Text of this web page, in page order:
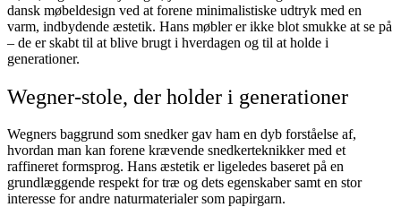
dansk møbeldesign ved at forene minimalistiske udtryk med en
varm, indbydende æstetik. Hans møbler er ikke blot smukke at se på
– de er skabt til at blive brugt i hverdagen og til at holde i
generationer.
Wegner-stole, der holder i generationer
Wegners baggrund som snedker gav ham en dyb forståelse af,
hvordan man kan forene krævende snedkerteknikker med et
raffineret formsprog. Hans æstetik er ligeledes baseret på en
grundlæggende respekt for træ og dets egenskaber samt en stor
interesse for andre naturmaterialer som papirgarn.